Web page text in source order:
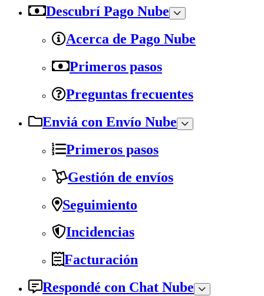
Descubrí Pago Nube
Acerca de Pago Nube
Primeros pasos
Preguntas frecuentes
Enviá con Envío Nube
Primeros pasos
Gestión de envíos
Seguimiento
Incidencias
Facturación
Respondé con Chat Nube